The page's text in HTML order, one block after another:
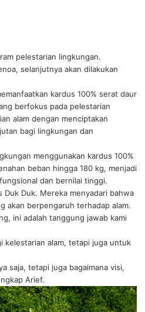
pelestarian lingkungan.
selanjutnya akan dilakukan
kardus 100% serat daur
berfokus pada pelestarian
alam dengan menciptakan
bagi lingkungan dan
menggunakan kardus 100%
beban hingga 180 kg, menjadi
dan bernilai tinggi.
Duk. Mereka menyadari bahwa
akan berpengaruh terhadap alam.
ini adalah tanggung jawab kami
kelestarian alam, tetapi juga untuk
saja, tetapi juga bagaimana visi,
Arief.